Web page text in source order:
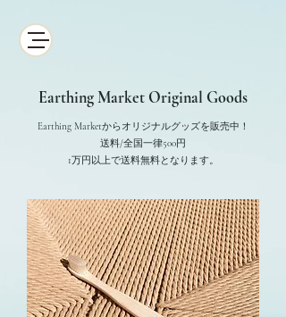
Earthing Market Original Goods
Earthing Marketからオリジナルグッズを販売中！
送料/全国一律500円
​1万円以上で送料無料となります。